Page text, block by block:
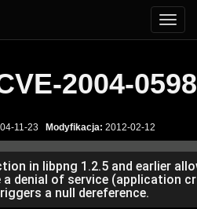
2004-0598
11-23 Modyfikacja: 2012-02-12
in libpng 1.2.5 and earlier
denial of service (application
a null dereference.